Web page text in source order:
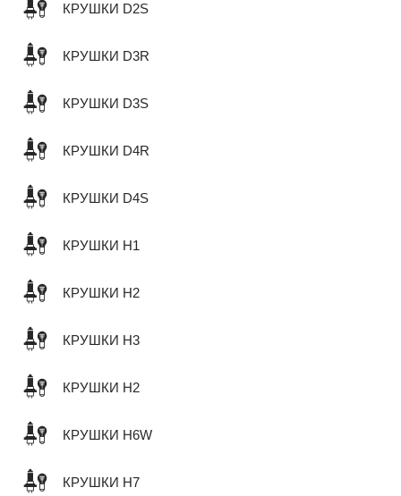
КРУШКИ D2S
КРУШКИ D3R
КРУШКИ D3S
КРУШКИ D4R
КРУШКИ D4S
КРУШКИ H1
КРУШКИ H2
КРУШКИ H3
КРУШКИ H2
КРУШКИ H6W
КРУШКИ H7